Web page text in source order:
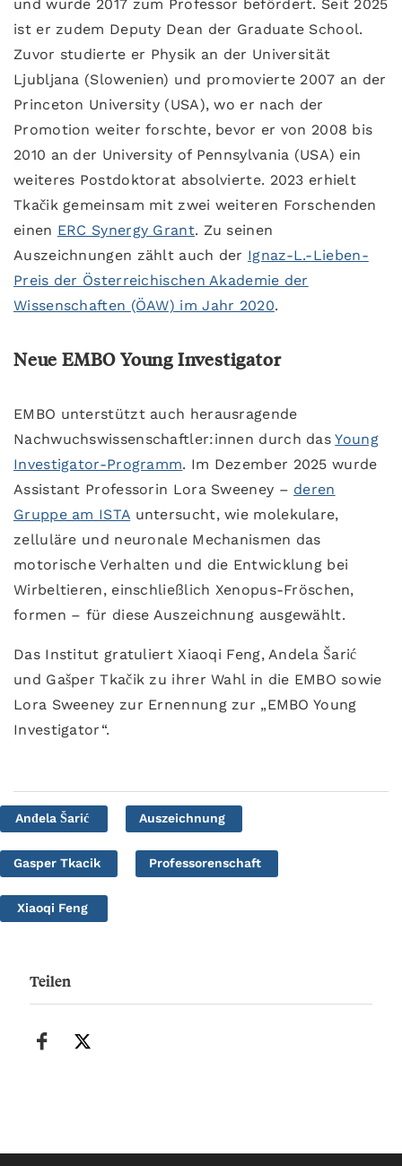
und wurde 2017 zum Professor befördert. Seit 2025
ist er zudem Deputy Dean der Graduate School.
Zuvor studierte er Physik an der Universität
Ljubljana (Slowenien) und promovierte 2007 an der
Princeton University (USA), wo er nach der
Promotion weiter forschte, bevor er von 2008 bis
2010 an der University of Pennsylvania (USA) ein
weiteres Postdoktorat absolvierte. 2023 erhielt
Tkačik gemeinsam mit zwei weiteren Forschenden
einen ERC Synergy Grant. Zu seinen
Auszeichnungen zählt auch der Ignaz-L.-Lieben-
Preis der Österreichischen Akademie der
Wissenschaften (ÖAW) im Jahr 2020.
Neue EMBO Young Investigator
EMBO unterstützt auch herausragende
Nachwuchswissenschaftler:innen durch dasYoung
Investigator-Programm. Im Dezember 2025 wurde
Assistant Professorin Lora Sweeney – deren
Gruppe am ISTA untersucht, wie molekulare,
zelluläre und neuronale Mechanismen das
motorische Verhalten und die Entwicklung bei
Wirbeltieren, einschließlich Xenopus-Fröschen,
formen – für diese Auszeichnung ausgewählt.
Das Institut gratuliert Xiaoqi Feng, Andela Šarić
und Gašper Tkačik zu ihrer Wahl in die EMBO sowie
Lora Sweeney zur Ernennung zur „EMBO Young
Investigator“.
Anđela Šarić Auszeichnung
Gasper Tkacik Professorenschaft
Xiaoqi Feng
Teilen